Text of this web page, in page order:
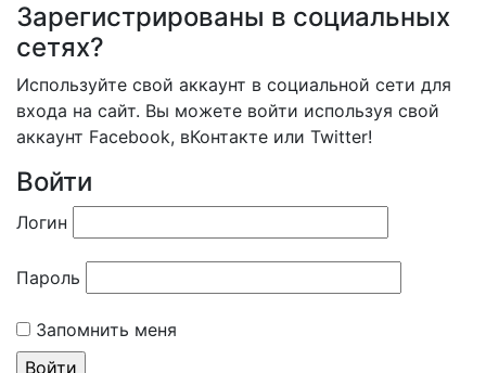
Зарегистрированы в социальных
сетях?
Используйте свой аккаунт в социальной сети для
входа на сайт. Вы можете войти используя свой
аккаунт Facebook, вКонтакте или Twitter!
Войти
Логин
Пароль
Запомнить меня